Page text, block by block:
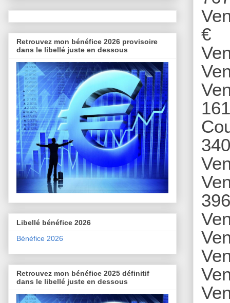
€
Retrouvez mon bénéfice 2026 provisoire
dans le libellé juste en dessous
Libellé bénéfice 2026
Bénéfice 2026
Retrouvez mon bénéfice 2025 définitif
dans le libellé juste en dessous